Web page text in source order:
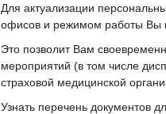
Для актуализации
офисов и режимом работы Вы
Это позволит Вам
мероприятий (в том числе
страховой медицинской
Узнать перечень документов